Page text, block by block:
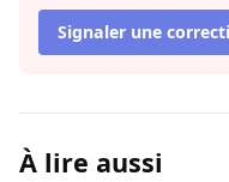
Signaler une
À lire aussi